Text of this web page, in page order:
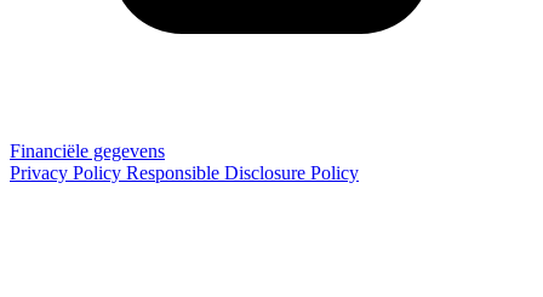
Financiële gegevens
Privacy Policy Responsible Disclosure Policy